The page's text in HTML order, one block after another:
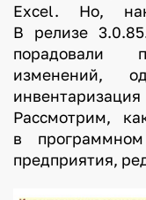
Excel. Но,
В релизе
порадовали
изменений,
Рассмотрим,
в
предприятия,